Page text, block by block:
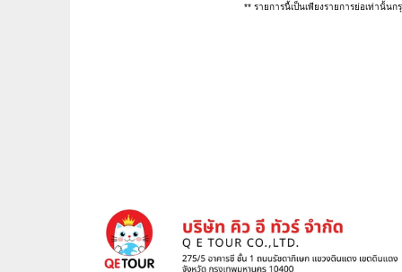
** รายการนี้เป็นเพียงรายการย่อเท่านั้น